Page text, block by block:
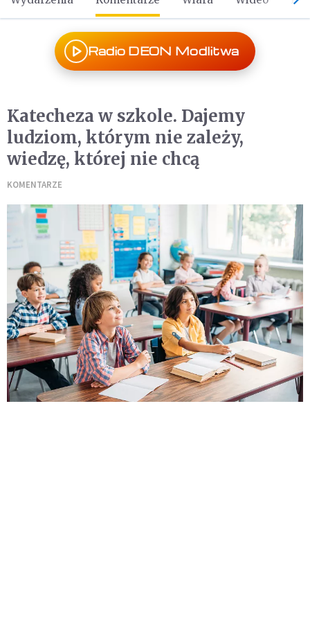
Radio DEON Modlitwa
Katecheza w szkole. Dajemy
ludziom, którym nie zależy,
wiedzę, której nie chcą
KOMENTARZE